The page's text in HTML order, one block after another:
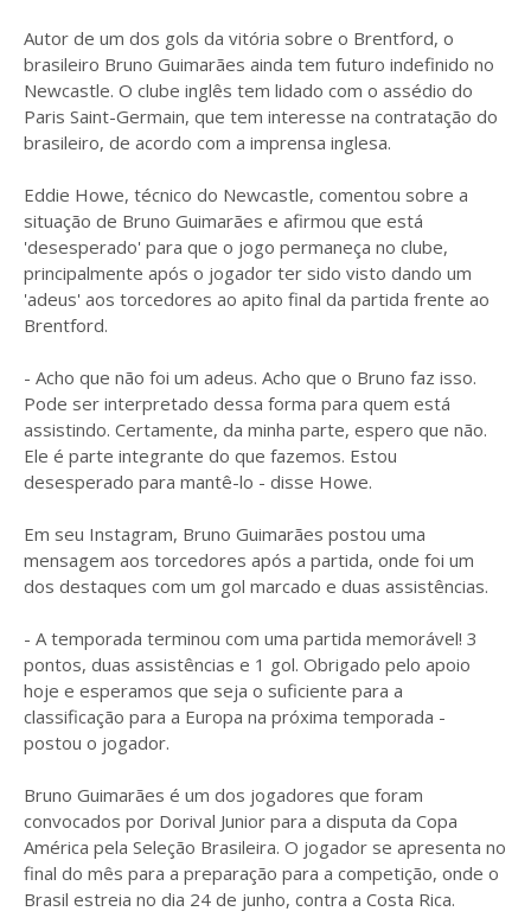
Autor de um dos gols da vitória sobre o Brentford, o
brasileiro Bruno Guimarães ainda tem futuro indefinido no
Newcastle. O clube inglês tem lidado com o assédio do
Paris Saint-Germain, que tem interesse na contratação do
brasileiro, de acordo com a imprensa inglesa.
Eddie Howe, técnico do Newcastle, comentou sobre a
situação de Bruno Guimarães e afirmou que está
'desesperado' para que o jogo permaneça no clube,
principalmente após o jogador ter sido visto dando um
'adeus' aos torcedores ao apito final da partida frente ao
Brentford.
- Acho que não foi um adeus. Acho que o Bruno faz isso.
Pode ser interpretado dessa forma para quem está
assistindo. Certamente, da minha parte, espero que não.
Ele é parte integrante do que fazemos. Estou
desesperado para mantê-lo - disse Howe.
Em seu Instagram, Bruno Guimarães postou uma
mensagem aos torcedores após a partida, onde foi um
dos destaques com um gol marcado e duas assistências.
- A temporada terminou com uma partida memorável! 3
pontos, duas assistências e 1 gol. Obrigado pelo apoio
hoje e esperamos que seja o suficiente para a
classificação para a Europa na próxima temporada -
postou o jogador.
Bruno Guimarães é um dos jogadores que foram
convocados por Dorival Junior para a disputa da Copa
América pela Seleção Brasileira. O jogador se apresenta no
final do mês para a preparação para a competição, onde o
Brasil estreia no dia 24 de junho, contra a Costa Rica.